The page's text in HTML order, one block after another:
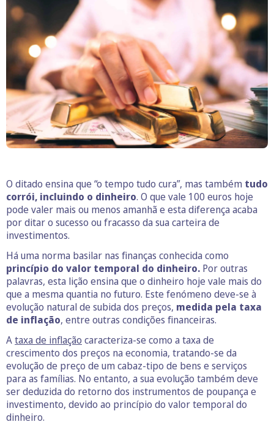
O ditado ensina que “o tempo tudo cura”, mas também tudo
corrói, incluindo o dinheiro. O que vale 100 euros hoje
pode valer mais ou menos amanhã e esta diferença acaba
por ditar o sucesso ou fracasso da sua carteira de
investimentos.
Há uma norma basilar nas finanças conhecida como
princípio do valor temporal do dinheiro. Por outras
palavras, esta lição ensina que o dinheiro hoje vale mais do
que a mesma quantia no futuro. Este fenómeno deve-se à
evolução natural de subida dos preços, medida pela taxa
de inflação, entre outras condições financeiras.
Ataxa de inflação caracteriza-se como a taxa de
crescimento dos preços na economia, tratando-se da
evolução de preço de um cabaz-tipo de bens e serviços
para as famílias. No entanto, a sua evolução também deve
ser deduzida do retorno dos instrumentos de poupança e
investimento, devido ao princípio do valor temporal do
dinheiro.